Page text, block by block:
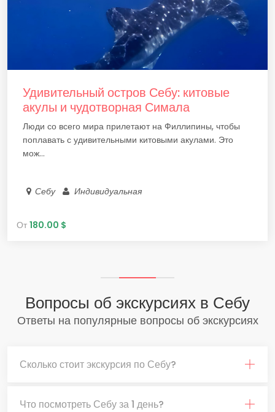
Удивительный остров Себу: китовые
акулы и чудотворная Симала
Люди со всего мира прилетают на Филлипины, чтобы
поплавать с удивительными китовыми акулами. Это
мож...
Себу Индивидуальная
От 180.00 $
Вопросы об экскурсиях в Себу
Ответы на популярные вопросы об экскурсиях
Сколько стоит экскурсия по Себу?
Что посмотреть Себу за 1 день?